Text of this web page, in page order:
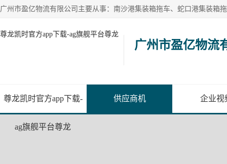
尊龙凯时官方app下载-ag旗舰平台尊龙
广州市盈亿物流
尊龙凯时官方app下载-
ag旗舰平台尊龙
供应商机 企业视